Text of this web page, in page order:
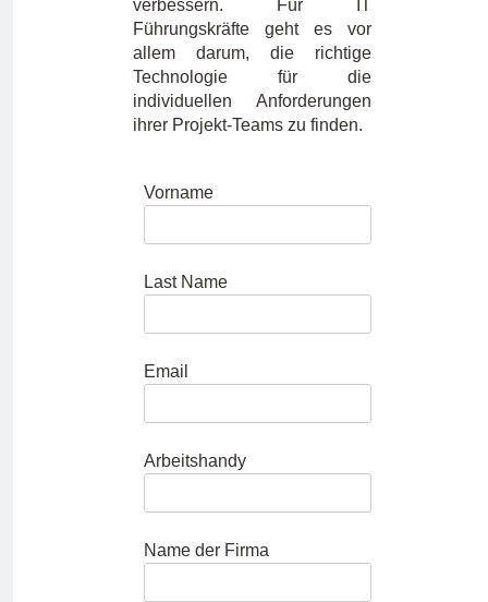
verbessern. Für IT
Führungskräfte geht es vor
allem darum, die richtige
Technologie für die
individuellen Anforderungen
ihrer Projekt-Teams zu finden.
Vorname
Last Name
Email
Arbeitshandy
Name der Firma